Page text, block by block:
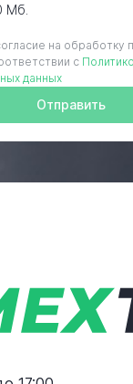
Мб.
на обработку
с
данных
Отправить